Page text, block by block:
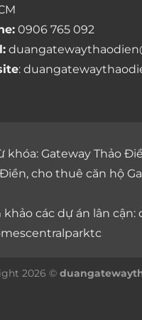
0906 765 092
:
khóa: Gateway Thảo
, cho thuê căn hộ
khảo các dự án lân cận:
2026 ©